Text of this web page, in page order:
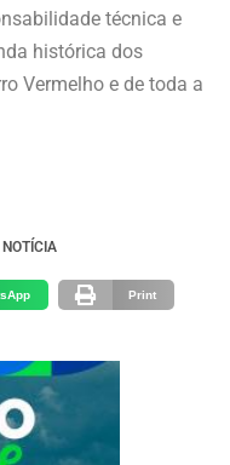
técnica e
histórica dos
Vermelho e de toda a
Print